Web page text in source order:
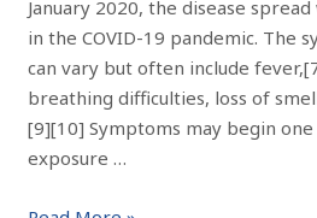
January 2020, the disease
in the COVID-19 pandemic. The
can vary but often include
breathing difficulties, loss of
[9][10] Symptoms may begin
exposure …